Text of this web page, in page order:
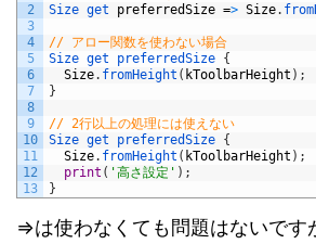
2
3
4
5
6
7
8
9
10
11
12
13
Size get preferredSize => Size.
// アロー関数を使わない場合
Size get preferredSize {
Size. fromHeight ( kToolbarHeight ) ;
}
// 2行以上の処理には使えない
Size get preferredSize {
Size. fromHeight ( kToolbarHeight ) ;
print ( '高さ設定' ) ;
}
=>は使わなくても問題はないです